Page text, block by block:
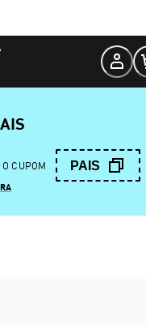
CUPOM PAIS